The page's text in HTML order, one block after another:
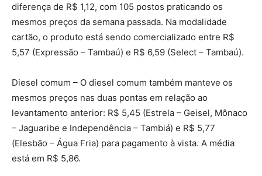
diferença de R$ 1,12, com 105 postos praticando os
mesmos preços da semana passada. Na modalidade
cartão, o produto está sendo comercializado entre R$
5,57 (Expressão – Tambaú) e R$ 6,59 (Select – Tambaú).
Diesel comum – O diesel comum também manteve os
mesmos preços nas duas pontas em relação ao
levantamento anterior: R$ 5,45 (Estrela – Geisel, Mônaco
– Jaguaribe e Independência – Tambiá) e R$ 5,77
(Elesbão – Água Fria) para pagamento à vista. A média
está em R$ 5,86.